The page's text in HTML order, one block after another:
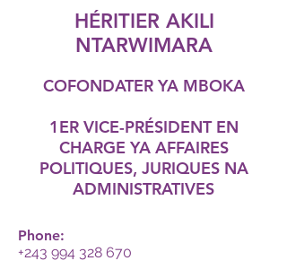
HÉRITIER AKILI
NTARWIMARA
COFONDATER YA MBOKA
1ER VICE-PRÉSIDENT EN
CHARGE YA AFFAIRES
POLITIQUES, JURIQUES NA
ADMINISTRATIVES
Phone:
+243 994 328 670